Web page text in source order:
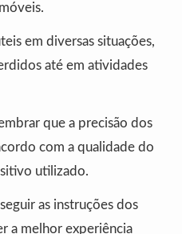
em diversas situações,
até em atividades
que a precisão dos
com a qualidade do
utilizado.
as instruções dos
a melhor experiência